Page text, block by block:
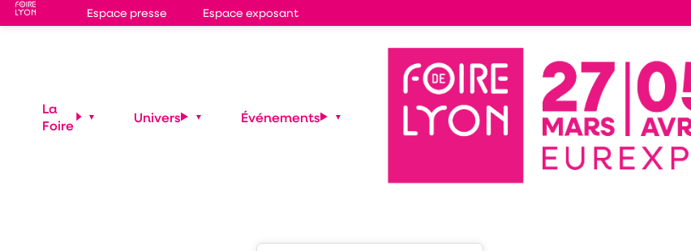
Espace presse Espace exposant
RADIGUE LILIANE
RADIGUE LILIANE
La
Foire
Univers Événements